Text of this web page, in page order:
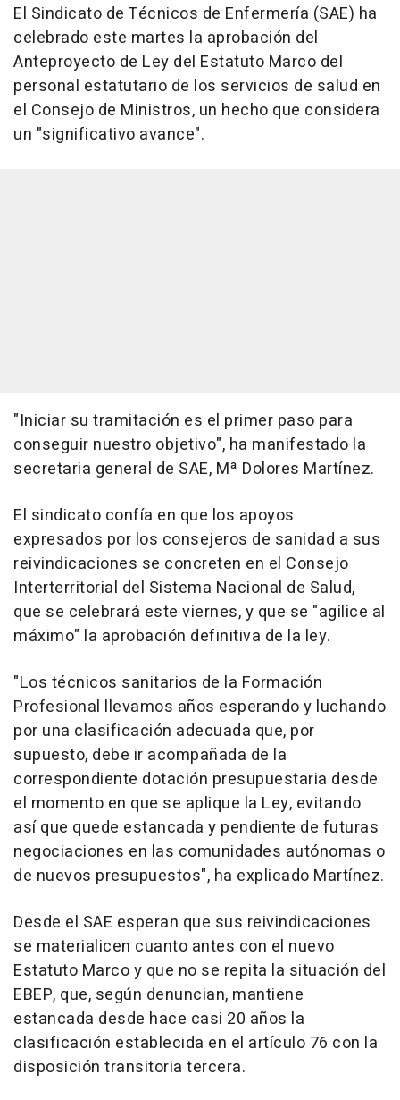
El Sindicato de Técnicos de Enfermería (SAE) ha
celebrado este martes la aprobación del
Anteproyecto de Ley del Estatuto Marco del
personal estatutario de los servicios de salud en
el Consejo de Ministros, un hecho que considera
un "significativo avance".
"Iniciar su tramitación es el primer paso para
conseguir nuestro objetivo", ha manifestado la
secretaria general de SAE, Mª Dolores Martínez.
El sindicato confía en que los apoyos
expresados por los consejeros de sanidad a sus
reivindicaciones se concreten en el Consejo
Interterritorial del Sistema Nacional de Salud,
que se celebrará este viernes, y que se "agilice al
máximo" la aprobación definitiva de la ley.
"Los técnicos sanitarios de la Formación
Profesional llevamos años esperando y luchando
por una clasificación adecuada que, por
supuesto, debe ir acompañada de la
correspondiente dotación presupuestaria desde
el momento en que se aplique la Ley, evitando
así que quede estancada y pendiente de futuras
negociaciones en las comunidades autónomas o
de nuevos presupuestos", ha explicado Martínez.
Desde el SAE esperan que sus reivindicaciones
se materialicen cuanto antes con el nuevo
Estatuto Marco y que no se repita la situación del
EBEP, que, según denuncian, mantiene
estancada desde hace casi 20 años la
clasificación establecida en el artículo 76 con la
disposición transitoria tercera.